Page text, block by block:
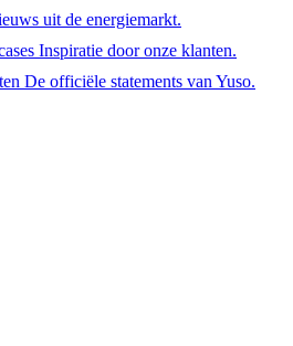
uit de energiemarkt.
Inspiratie door onze klanten.
De officiële statements van Yuso.